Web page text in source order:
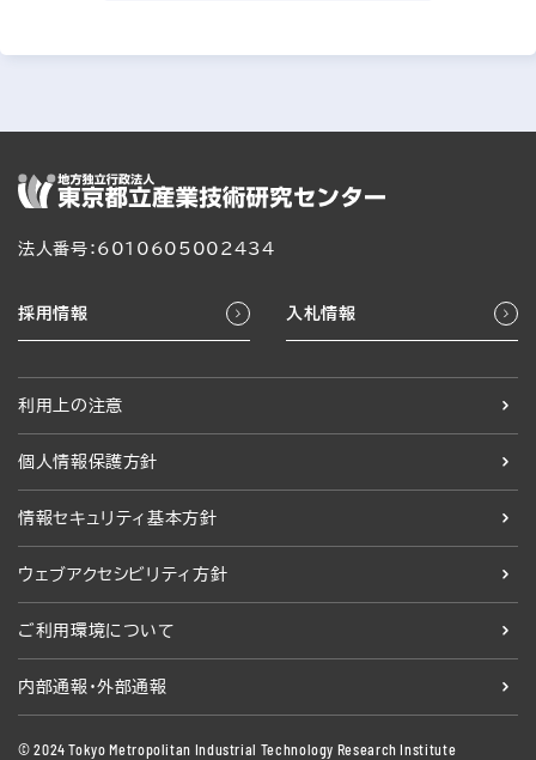
法人番号：6010605002434
採用情報 入札情報
利用上の注意
個人情報保護方針
情報セキュリティ基本方針
ウェブアクセシビリティ方針
ご利用環境について
内部通報・外部通報
© 2024 Tokyo Metropolitan Industrial Technology Research Institute